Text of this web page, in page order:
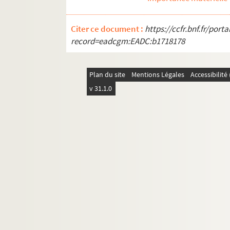
Salonique - Costumes
Salonique - Voiliers accostés
Salonique - Vieux quartier
Salonique - Une fontaine aux
Citer ce document : https://ccfr.bnf.fr/
record=eadcgm:EADC:b1718178
Plan du site Mentions Légales
v 31.1.0